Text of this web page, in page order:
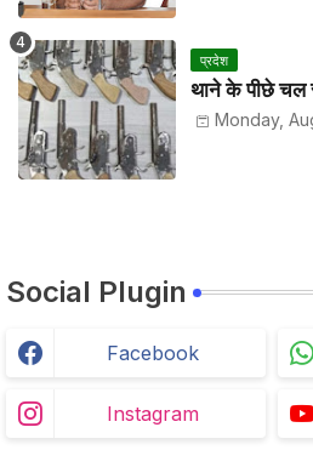
प्रदेश
थाने के पीछे चल
Monday,
Social Plugin
Facebook
Instagram